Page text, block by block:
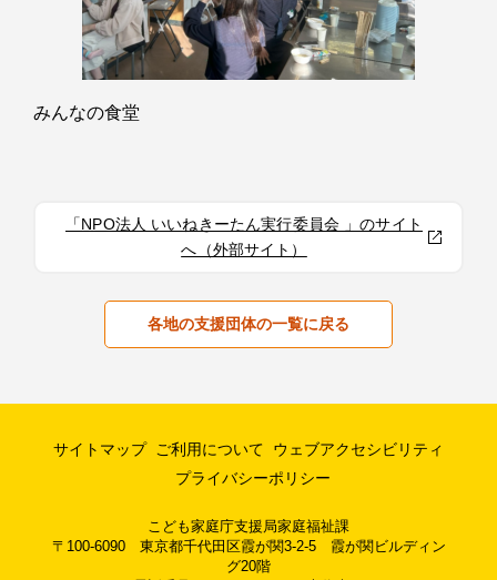
みんなの食堂
「NPO法人 いいねきーたん実行委員会 」のサイト
へ（外部サイト）
各地の支援団体の一覧に戻る
サイトマップ ご利用について
ウェブアクセシビリティ
プライバシーポリシー
こども家庭庁支援局家庭福祉課
〒100-6090 東京都千代田区霞が関3-2-5 霞が関ビルディン
グ20階